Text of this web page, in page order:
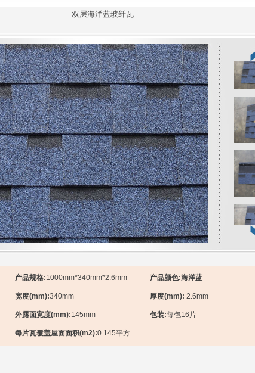
双层海洋蓝玻纤瓦
产品规格:1000mm*340mm*2.6mm 产品颜色:海洋蓝
宽度(mm):340mm 厚度(mm): 2.6mm
外露面宽度(mm):145mm 包装:每包16片
每片瓦覆盖屋面面积(m2):0.145平方